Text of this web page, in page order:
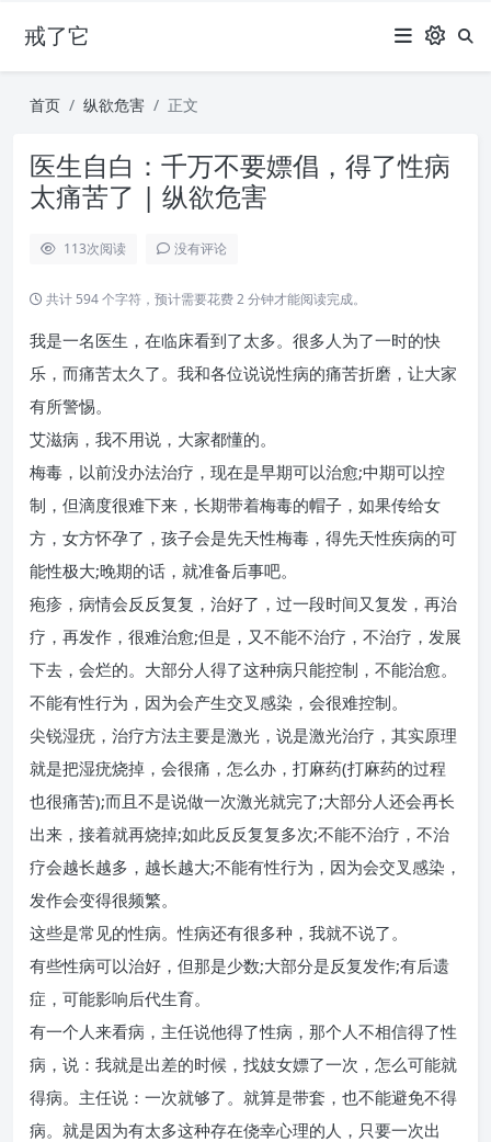
戒了它
首页 纵欲危害 正文
医生自白：千万不要嫖倡，得了性病
太痛苦了 | 纵欲危害
113次阅读 没有评论
共计 594 个字符，预计需要花费 2 分钟才能阅读完成。
我是一名医生，在临床看到了太多。很多人为了一时的快
乐，而痛苦太久了。我和各位说说性病的痛苦折磨，让大家
有所警惕。
艾滋病，我不用说，大家都懂的。
梅毒，以前没办法治疗，现在是早期可以治愈;中期可以控
制，但滴度很难下来，长期带着梅毒的帽子，如果传给女
方，女方怀孕了，孩子会是先天性梅毒，得先天性疾病的可
能性极大;晚期的话，就准备后事吧。
疱疹，病情会反反复复，治好了，过一段时间又复发，再治
疗，再发作，很难治愈;但是，又不能不治疗，不治疗，发展
下去，会烂的。大部分人得了这种病只能控制，不能治愈。
不能有性行为，因为会产生交叉感染，会很难控制。
尖锐湿疣，治疗方法主要是激光，说是激光治疗，其实原理
就是把湿疣烧掉，会很痛，怎么办，打麻药(打麻药的过程
也很痛苦);而且不是说做一次激光就完了;大部分人还会再长
出来，接着就再烧掉;如此反反复复多次;不能不治疗，不治
疗会越长越多，越长越大;不能有性行为，因为会交叉感染，
发作会变得很频繁。
这些是常见的性病。性病还有很多种，我就不说了。
有些性病可以治好，但那是少数;大部分是反复发作;有后遗
症，可能影响后代生育。
有一个人来看病，主任说他得了性病，那个人不相信得了性
病，说：我就是出差的时候，找妓女嫖了一次，怎么可能就
得病。主任说：一次就够了。就算是带套，也不能避免不得
病。就是因为有太多这种存在侥幸心理的人，只要一次出